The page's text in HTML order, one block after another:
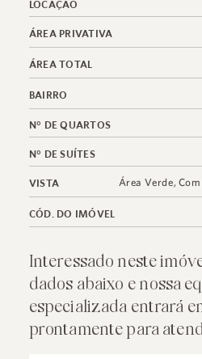
LOCAÇÃO
ÁREA PRIVATIVA
ÁREA TOTAL
BAIRRO
N° DE QUARTOS
N° DE SUÍTES
VISTA Área Verde,
CÓD. DO IMÓVEL
Interessado neste
dados abaixo e nossa
especializada entrará
prontamente para